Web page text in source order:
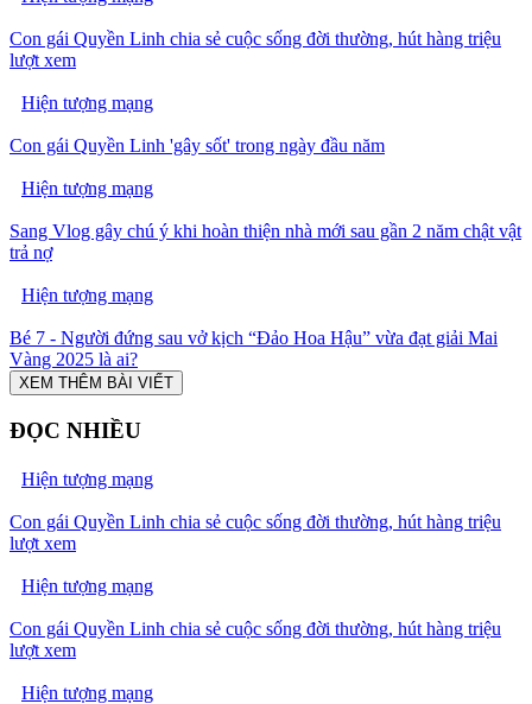
Con gái Quyền Linh chia sẻ cuộc sống đời thường, hút hàng triệu
lượt xem
Hiện tượng mạng
Con gái Quyền Linh 'gây sốt' trong ngày đầu năm
Hiện tượng mạng
Sang Vlog gây chú ý khi hoàn thiện nhà mới sau gần 2 năm chật vật
trả nợ
Hiện tượng mạng
Bé 7 - Người đứng sau vở kịch “Đảo Hoa Hậu” vừa đạt giải Mai
Vàng 2025 là ai?
XEM THÊM BÀI VIẾT
ĐỌC NHIỀU
Hiện tượng mạng
Con gái Quyền Linh chia sẻ cuộc sống đời thường, hút hàng triệu
lượt xem
Hiện tượng mạng
Con gái Quyền Linh chia sẻ cuộc sống đời thường, hút hàng triệu
lượt xem
Hiện tượng mạng